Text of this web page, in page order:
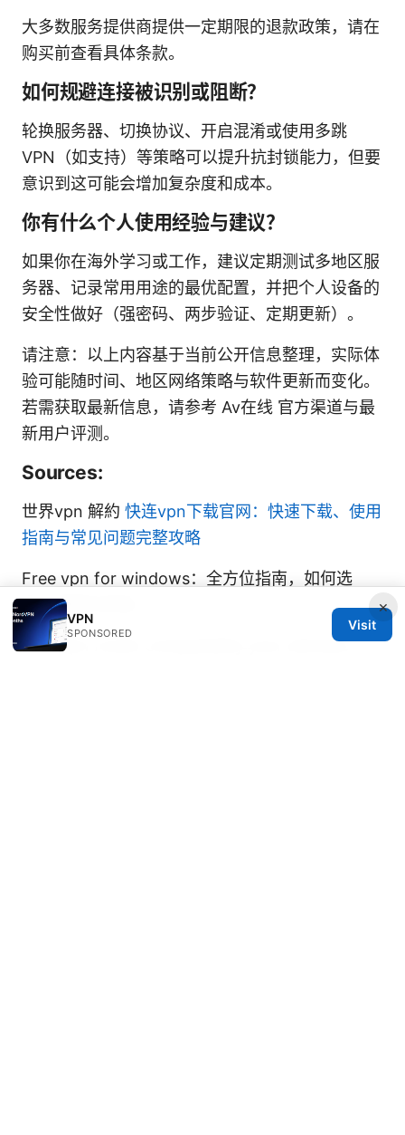
大多数服务提供商提供一定期限的退款政策，请在
购买前查看具体条款。
如何规避连接被识别或阻断？
轮换服务器、切换协议、开启混淆或使用多跳
VPN（如支持）等策略可以提升抗封锁能力，但要
意识到这可能会增加复杂度和成本。
你有什么个人使用经验与建议？
如果你在海外学习或工作，建议定期测试多地区服
务器、记录常用用途的最优配置，并把个人设备的
安全性做好（强密码、两步验证、定期更新）。
请注意：以上内容基于当前公开信息整理，实际体
验可能随时间、地区网络策略与软件更新而变化。
若需获取最新信息，请参考 Av在线 官方渠道与最
新用户评测。
Sources:
世界vpn 解約 快连vpn下载官网：快速下载、使用
指南与常见问题完整攻略
Free vpn for windows：全方位指南，如何选
择、使用与评估
Nordvpn router compatibility your ultimate
×
VPN
SPONSORED
Visit